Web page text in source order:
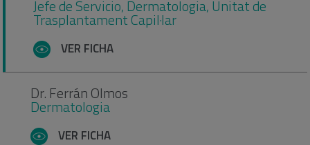
Jefe de Servicio, Dermatologia, Unitat de
Trasplantament Capil·lar
VER FICHA
Dr. Ferrán Olmos
Dermatologia
VER FICHA